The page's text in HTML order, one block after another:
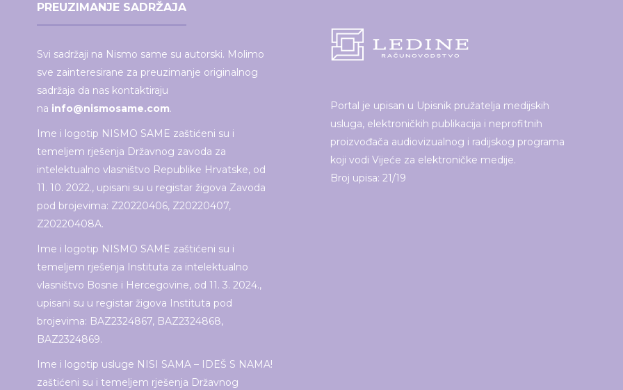
PREUZIMANJE SADRŽAJA
Svi sadržaji na Nismo same su autorski. Molimo
sve zainteresirane za preuzimanje originalnog
sadržaja da nas kontaktiraju
na info@nismosame.com.
Ime i logotip NISMO SAME zaštićeni su i
temeljem rješenja Državnog zavoda za
intelektualno vlasništvo Republike Hrvatske, od
11. 10. 2022., upisani su u registar žigova Zavoda
pod brojevima: Z20220406, Z20220407,
Z20220408A.
Ime i logotip NISMO SAME zaštićeni su i
temeljem rješenja Instituta za intelektualno
vlasništvo Bosne i Hercegovine, od 11. 3. 2024.,
upisani su u registar žigova Instituta pod
brojevima: BAZ2324867, BAZ2324868,
BAZ2324869.
Ime i logotip usluge NISI SAMA – IDEŠ S NAMA!
zaštićeni su i temeljem rješenja Državnog
Portal je upisan u Upisnik pružatelja medijskih
usluga, elektroničkih publikacija i neprofitnih
proizvođača audiovizualnog i radijskog programa
koji vodi Vijeće za elektroničke medije.
Broj upisa: 21/19